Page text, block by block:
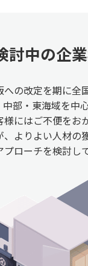
討中の企
への改定を期に全
部・東海域を中
様にはご不便をお
、よりよい人材の
ローチを検討し